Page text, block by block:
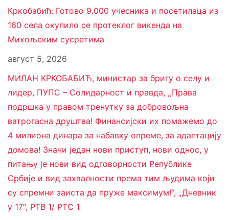
Кркобабић: Готово 9.000 учесника и посетилаца из
160 села окупило се протеклог викенда на
Михољским сусретима
август 5, 2026
МИЛАН КРКОБАБИЋ, министар за бригу о селу и
лидер, ПУПС – Солидарност и правда, ,,Права
подршка у правом тренутку за добровољна
ватрогасна друштва! Финансијски их помажемо до
4 милиона динара за набавку опреме, за адаптацију
домова! Значи један нови приступ, нови однос, у
питању је нови вид одговорности Републике
Србије и вид захвалности према тим људима који
су спремни заиста да пруже максимум!“, „Дневник
у 17“, РТВ 1/ РТС 1